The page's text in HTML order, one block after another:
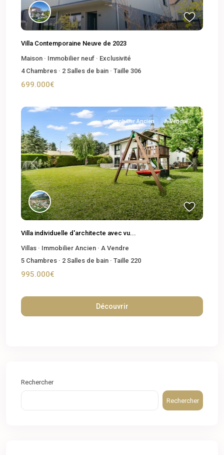
Villa Contemporaine Neuve de 2023
Maison · Immobilier neuf · Exclusivité
4Chambres · 2 Salles de bain · Taille 306
699.000€
Previous Next
Immobilier Ancien A Vendre
Villa individuelle d'architecte avec vu...
Villas · Immobilier Ancien · A Vendre
5 Chambres · 2 Salles de bain · Taille 220
995.000€
Découvrir
Rechercher
Rechercher